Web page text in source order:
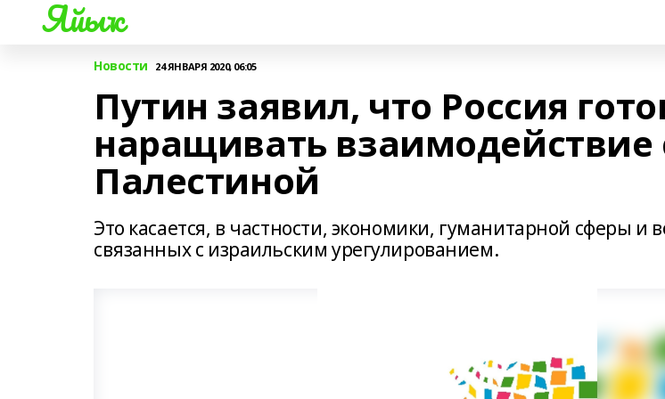
Яйыҡ
Новости 24 ЯНВАРЯ 2020, 06:05
Путин заявил, что Россия
наращивать взаимодействие
Палестиной
Это касается, в частности, экономики, гуманитарной сферы и
связанных с израильским урегулированием.